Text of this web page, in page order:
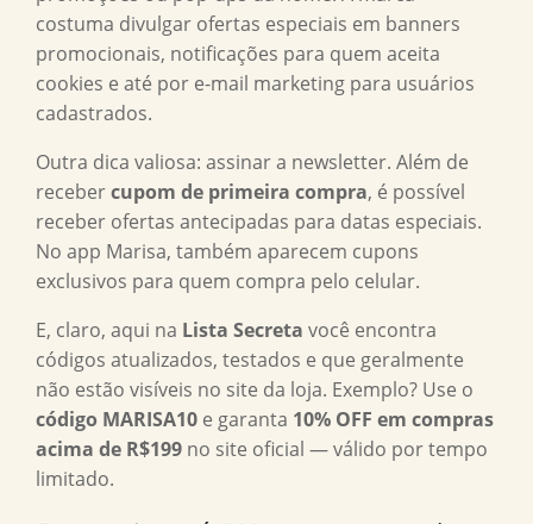
costuma divulgar ofertas especiais em banners
promocionais, notificações para quem aceita
cookies e até por e-mail marketing para usuários
cadastrados.
Outra dica valiosa: assinar a newsletter. Além de
recebercupom de primeira compra, é possível
receber ofertas antecipadas para datas especiais.
No app Marisa, também aparecem cupons
exclusivos para quem compra pelo celular.
E, claro, aqui na Lista Secreta você encontra
códigos atualizados, testados e que geralmente
não estão visíveis no site da loja. Exemplo? Use o
código MARISA10 e garanta 10% OFF em compras
acima de R$199 no site oficial — válido por tempo
limitado.